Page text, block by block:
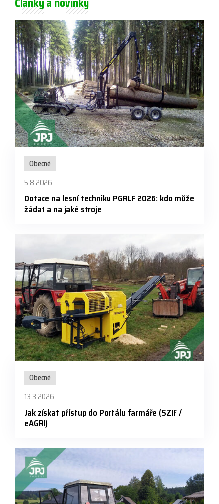
Obecné
5.8.2026
Dotace na lesní techniku PGRLF 2026: kdo může
žádat a na jaké stroje
Obecné
13.3.2026
Jak získat přístup do Portálu farmáře (SZIF /
eAGRI)